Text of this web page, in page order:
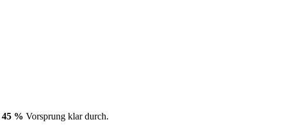
45 % Vorsprung klar durch.